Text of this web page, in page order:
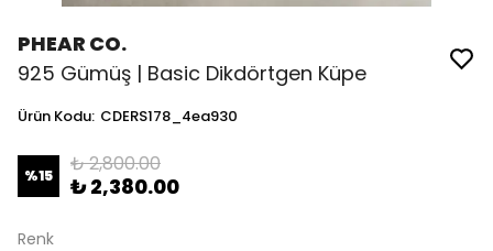
PHEAR CO.
925 Gümüş | Basic Dikdörtgen Küpe
Ürün Kodu: CDERS178_4ea930
%15 ₺ 2,800.00
₺ 2,380.00
Renk